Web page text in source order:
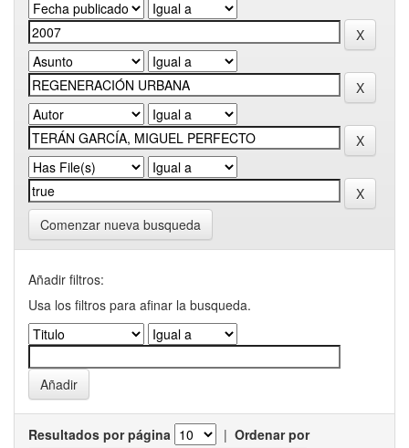
Comenzar nueva busqueda
Añadir filtros:
Usa los filtros para afinar la busqueda.
Resultados por página | Ordenar por